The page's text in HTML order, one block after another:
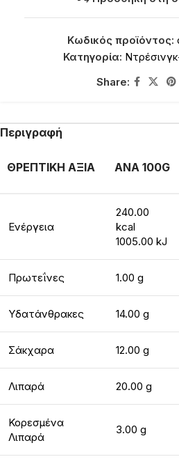
Κωδικός προϊόντος:
Κατηγορία:
Share:
Περιγραφή
ΘΡΕΠΤΙΚΗ ΑΞΙΑ ΑΝΑ 100G
Ενέργεια
240.00
kcal
1005.00 kJ
Πρωτεΐνες 1.00 g
Υδατάνθρακες 14.00 g
Σάκχαρα 12.00 g
Λιπαρά 20.00 g
Κορεσμένα
Λιπαρά
3.00 g